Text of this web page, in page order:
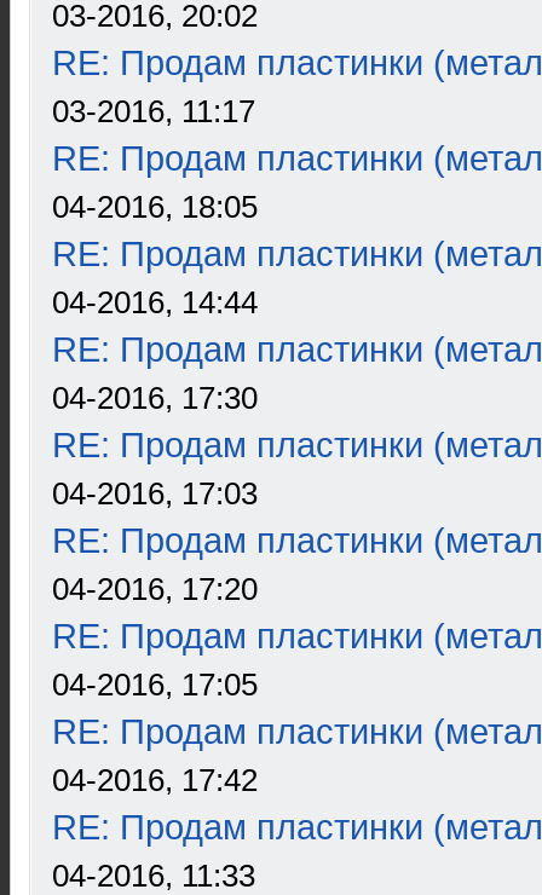
03-2016, 20:02
RE: Продам пластинки
03-2016, 11:17
RE: Продам пластинки
04-2016, 18:05
RE: Продам пластинки
04-2016, 14:44
RE: Продам пластинки
04-2016, 17:30
RE: Продам пластинки
04-2016, 17:03
RE: Продам пластинки
04-2016, 17:20
RE: Продам пластинки
04-2016, 17:05
RE: Продам пластинки
04-2016, 17:42
RE: Продам пластинки
04-2016, 11:33